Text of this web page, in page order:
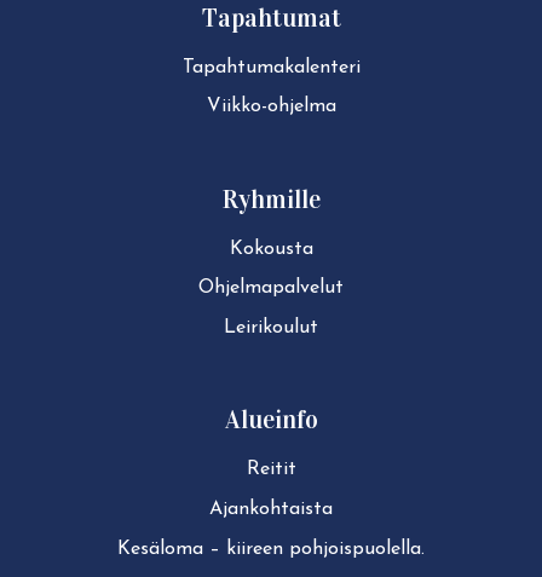
Tapahtumat
Ta­pah­tu­ma­ka­len­te­ri
Viikko-ohjelma
Ryhmille
Kokousta
Ohjelmapalvelut
Leirikoulut
Alueinfo
Reitit
Ajan­koh­tais­ta
Kesäloma – kiireen pohjoispuolella.